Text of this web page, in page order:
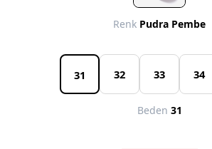
Renk Pudra Pembe
31 32 33 34
Beden 31